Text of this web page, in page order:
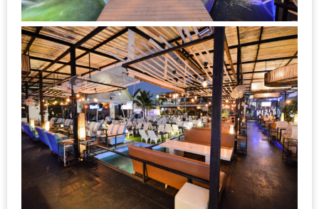
งาน
เดียว
ทั้ง
ช้อป
กิน
เที่ยว
พร้อม
โปร
โม
ชั่น